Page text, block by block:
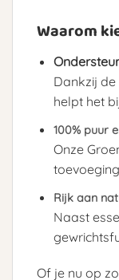
Waarom
Dankzij
helpt het
100% puur
Onze
Rijk aan
Naast
Of je nu op